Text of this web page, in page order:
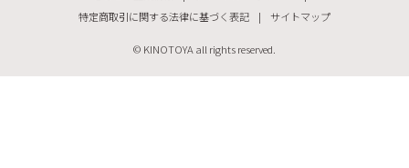
特定商取引に関する法律に基づく表記
サイトマップ
© KINOTOYA all rights reserved.